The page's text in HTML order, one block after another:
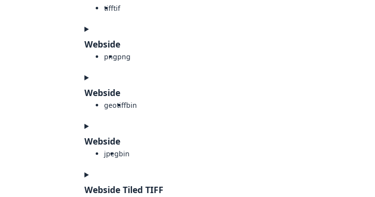
tifftif
Webside
pngpng
Webside
geotiffbin
Webside
jpegbin
Webside Tiled TIFF